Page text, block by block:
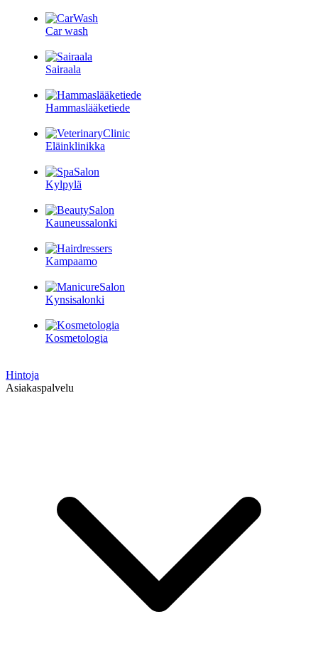
Car wash
Sairaala
Hammaslääketiede
Eläinklinikka
Kylpylä
Kauneussalonki
Kampaamo
Kynsisalonki
Kosmetologia
Hintoja
Asiakaspalvelu